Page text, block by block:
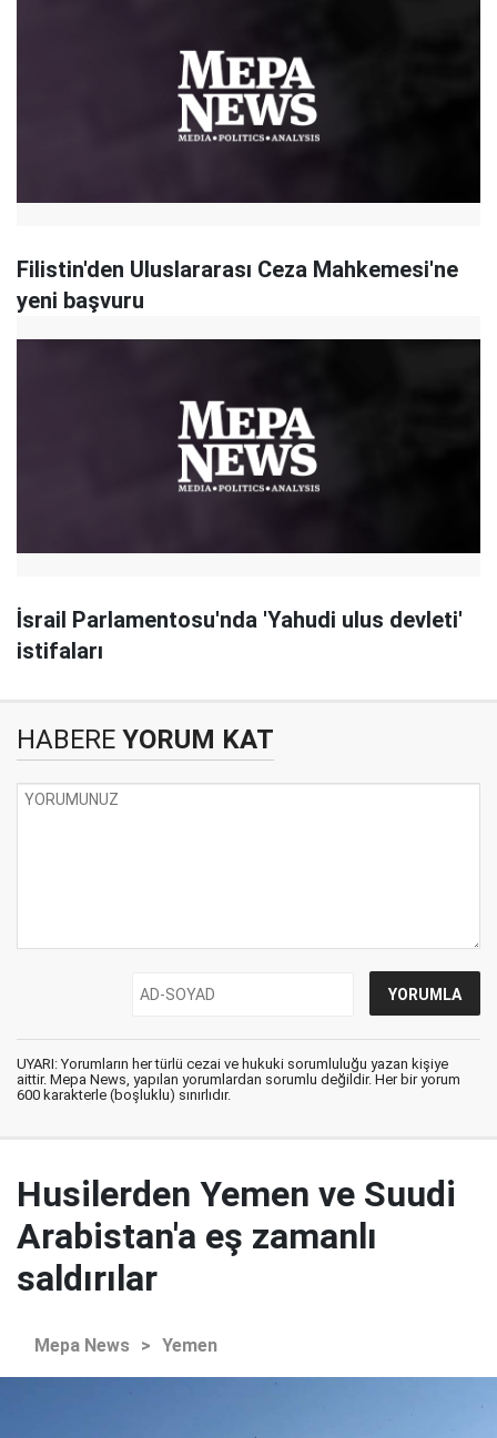
Filistin'den Uluslararası Ceza Mahkemesi'ne
yeni başvuru
İsrail Parlamentosu'nda 'Yahudi ulus devleti'
istifaları
HABERE YORUM KAT
UYARI: Yorumların her türlü cezai ve hukuki sorumluluğu yazan kişiye
aittir. Mepa News, yapılan yorumlardan sorumlu değildir. Her bir yorum
600 karakterle (boşluklu) sınırlıdır.
Husilerden Yemen ve Suudi
Arabistan'a eş zamanlı
saldırılar
Mepa News > Yemen